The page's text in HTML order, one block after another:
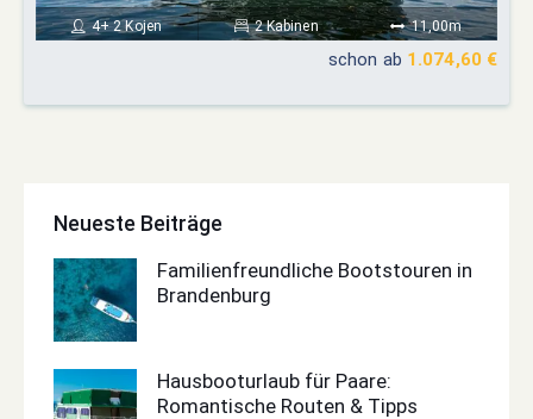
4+ 2 Kojen 2 Kabinen 11,00m
schon ab 1.074,60 €
Neueste Beiträge
Familienfreundliche Bootstouren in
Brandenburg
Hausbooturlaub für Paare:
Romantische Routen & Tipps